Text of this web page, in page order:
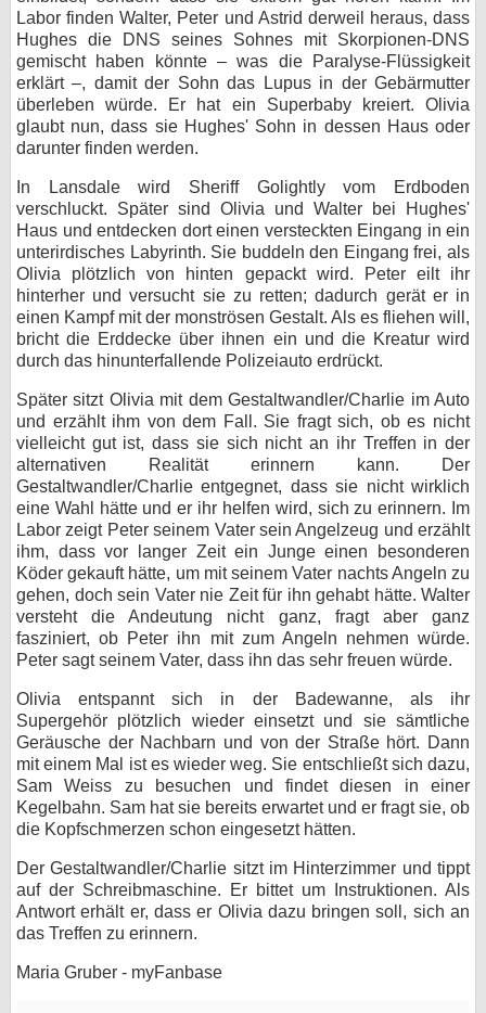
Labor finden Walter, Peter und Astrid derweil heraus, dass
Hughes die DNS seines Sohnes mit Skorpionen-DNS
gemischt haben könnte – was die Paralyse-Flüssigkeit
erklärt –, damit der Sohn das Lupus in der Gebärmutter
überleben würde. Er hat ein Superbaby kreiert. Olivia
glaubt nun, dass sie Hughes' Sohn in dessen Haus oder
darunter finden werden.
In Lansdale wird Sheriff Golightly vom Erdboden
verschluckt. Später sind Olivia und Walter bei Hughes'
Haus und entdecken dort einen versteckten Eingang in ein
unterirdisches Labyrinth. Sie buddeln den Eingang frei, als
Olivia plötzlich von hinten gepackt wird. Peter eilt ihr
hinterher und versucht sie zu retten; dadurch gerät er in
einen Kampf mit der monströsen Gestalt. Als es fliehen will,
bricht die Erddecke über ihnen ein und die Kreatur wird
durch das hinunterfallende Polizeiauto erdrückt.
Später sitzt Olivia mit dem Gestaltwandler/Charlie im Auto
und erzählt ihm von dem Fall. Sie fragt sich, ob es nicht
vielleicht gut ist, dass sie sich nicht an ihr Treffen in der
alternativen Realität erinnern kann. Der
Gestaltwandler/Charlie entgegnet, dass sie nicht wirklich
eine Wahl hätte und er ihr helfen wird, sich zu erinnern. Im
Labor zeigt Peter seinem Vater sein Angelzeug und erzählt
ihm, dass vor langer Zeit ein Junge einen besonderen
Köder gekauft hätte, um mit seinem Vater nachts Angeln zu
gehen, doch sein Vater nie Zeit für ihn gehabt hätte. Walter
versteht die Andeutung nicht ganz, fragt aber ganz
fasziniert, ob Peter ihn mit zum Angeln nehmen würde.
Peter sagt seinem Vater, dass ihn das sehr freuen würde.
Olivia entspannt sich in der Badewanne, als ihr
Supergehör plötzlich wieder einsetzt und sie sämtliche
Geräusche der Nachbarn und von der Straße hört. Dann
mit einem Mal ist es wieder weg. Sie entschließt sich dazu,
Sam Weiss zu besuchen und findet diesen in einer
Kegelbahn. Sam hat sie bereits erwartet und er fragt sie, ob
die Kopfschmerzen schon eingesetzt hätten.
Der Gestaltwandler/Charlie sitzt im Hinterzimmer und tippt
auf der Schreibmaschine. Er bittet um Instruktionen. Als
Antwort erhält er, dass er Olivia dazu bringen soll, sich an
das Treffen zu erinnern.
Maria Gruber - myFanbase